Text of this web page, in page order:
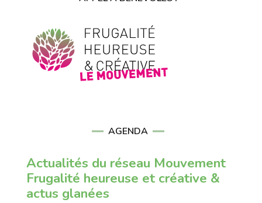
AGENDA
Actualités du réseau Mouvement
Frugalité heureuse et créative &
actus glanées